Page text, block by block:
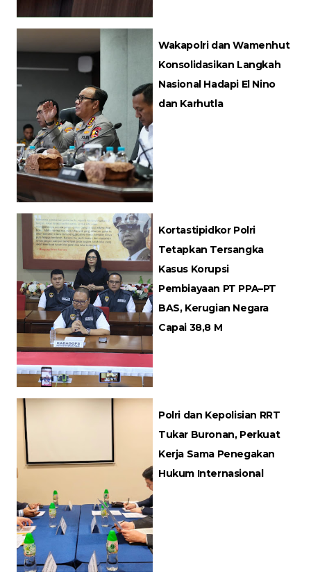
Wakapolri dan Wamenhut
Konsolidasikan Langkah
Nasional Hadapi El Nino
dan Karhutla
Kortastipidkor Polri
Tetapkan Tersangka
Kasus Korupsi
Pembiayaan PT PPA–PT
BAS, Kerugian Negara
Capai 38,8 M
Polri dan Kepolisian RRT
Tukar Buronan, Perkuat
Kerja Sama Penegakan
Hukum Internasional